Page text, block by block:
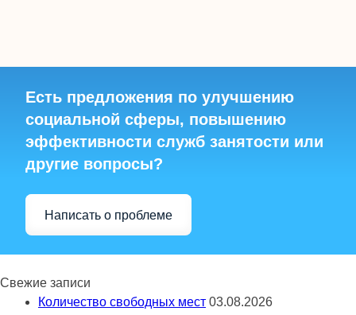
Есть предложения по улучшению
социальной сферы, повышению
эффективности служб занятости или
другие вопросы?
Написать о проблеме
Свежие записи
Количество свободных мест 03.08.2026